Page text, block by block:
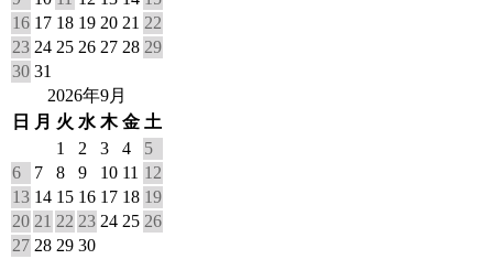
16 17 18 19 20 21 22
23 24 25 26 27 28 29
30 31
2026年9月
日
月 火 水 木 金 土
1
2 3 4
5
6
7 8 9 10 11 12
13 14 15 16 17 18 19
20 21 22 23 24 25 26
27 28 29 30